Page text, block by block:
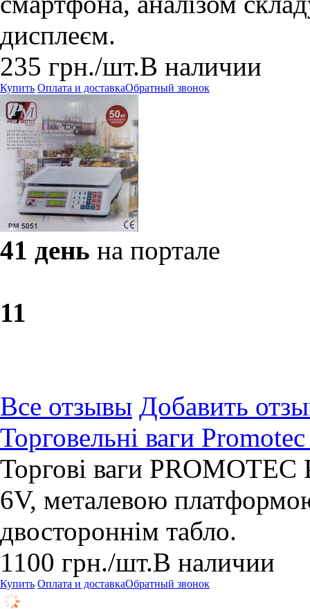
дисплеєм.
235 грн./шт.В наличии
Купить Оплата и доставкаОбратный звонок
41 день на портале
11
Все отзывы Добавить
Торговельні ваги
Торгові ваги
6V, металевою
двостороннім табло.
1100 грн./шт.В наличии
Купить Оплата и доставкаОбратный звонок